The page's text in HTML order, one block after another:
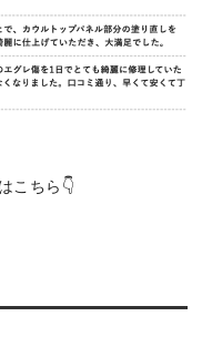
こちら👇